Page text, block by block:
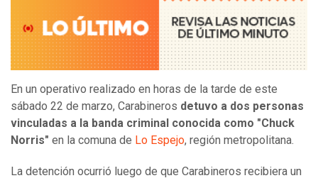
En un operativo realizado en horas de la tarde de este
sábado 22 de marzo, Carabineros detuvo a dos personas
vinculadas a la banda criminal conocida como "Chuck
Norris" en la comuna de Lo Espejo, región metropolitana.
La detención ocurrió luego de que Carabineros recibiera un